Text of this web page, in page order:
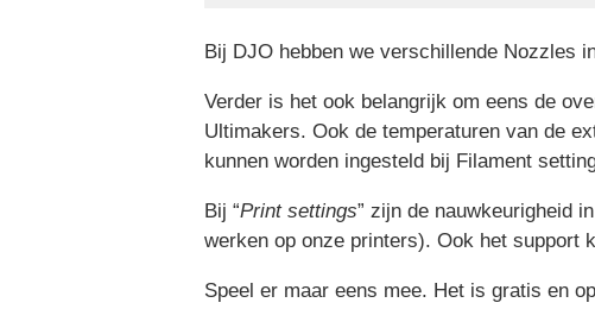
Bij DJO hebben we verschillende Nozzles
Verder is het ook belangrijk om eens de
Ultimakers. Ook de temperaturen van de
kunnen worden ingesteld bij Filament
Bij “Print settings” zijn de nauwkeurigheid
werken op onze printers). Ook het support
Speel er maar eens mee. Het is gratis en